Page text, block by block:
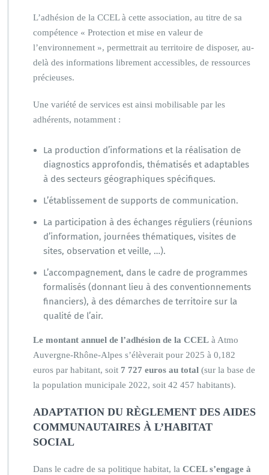
L’adhésion de la CCEL à cette association, au titre de sa
compétence « Protection et mise en valeur de
l’environnement », permettrait au territoire de disposer, au-
delà des informations librement accessibles, de ressources
précieuses.
Une variété de services est ainsi mobilisable par les
adhérents, notamment :
La production d’informations et la réalisation de
diagnostics approfondis, thématisés et adaptables
à des secteurs géographiques spécifiques.
L’établissement de supports de communication.
La participation à des échanges réguliers (réunions
d’information, journées thématiques, visites de
sites, observation et veille, …).
L’accompagnement, dans le cadre de programmes
formalisés (donnant lieu à des conventionnements
financiers), à des démarches de territoire sur la
qualité de l’air.
Le montant annuel de l’adhésion de la CCEL à Atmo
Auvergne-Rhône-Alpes s’élèverait pour 2025 à 0,182
euros par habitant, soit 7 727 euros au total (sur la base de
la population municipale 2022, soit 42 457 habitants).
ADAPTATION DU RÈGLEMENT DES AIDES
COMMUNAUTAIRES À L’HABITAT
SOCIAL
Dans le cadre de sa politique habitat, la CCEL s’engage à